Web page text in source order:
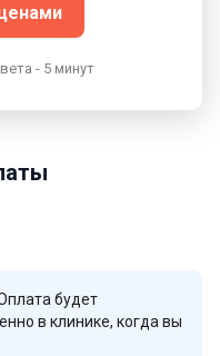
- 5 минут
будет
в клинике, когда вы